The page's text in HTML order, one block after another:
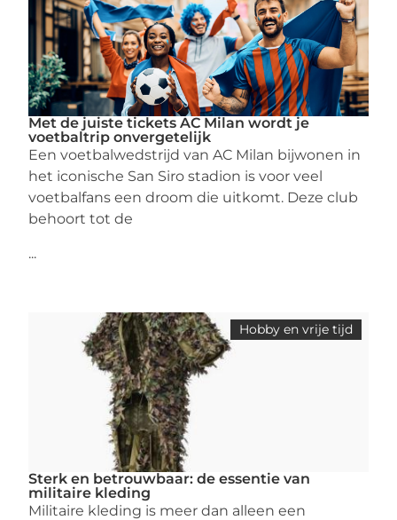
Met de juiste tickets AC Milan wordt je
voetbaltrip onvergetelijk
Een voetbalwedstrijd van AC Milan bijwonen in
het iconische San Siro stadion is voor veel
voetbalfans een droom die uitkomt. Deze club
behoort tot de
...
Hobby en vrije tijd
Sterk en betrouwbaar: de essentie van
militaire kleding
Militaire kleding is meer dan alleen een